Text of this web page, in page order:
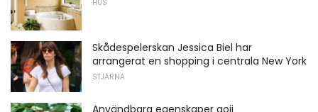
HUS
Skådespelerskan Jessica Biel har
arrangerat en shopping i centrala New York
STJÄRNA
Användbara egenskaper goji